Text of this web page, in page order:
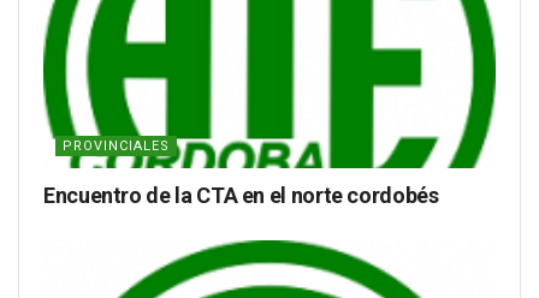
PROVINCIALES
Encuentro de la CTA en el norte cordobés